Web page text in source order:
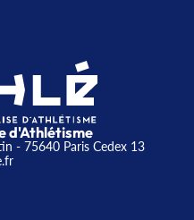
d'Athlétisme
- 75640 Paris Cedex 13